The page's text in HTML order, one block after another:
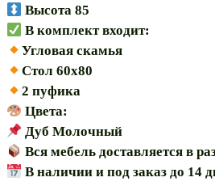
Высота 85
В комплект входит:
Угловая скамья
Стол 60х80
2 пуфика
Цвета:
Дуб Молочный
Вся мебель доставляется в
В наличии и под заказ до 14